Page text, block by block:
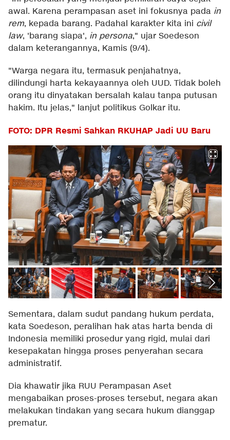
awal. Karena perampasan aset ini fokusnya pada in
rem, kepada barang. Padahal karakter kita ini civil
law, 'barang siapa', in persona," ujar Soedeson
dalam keterangannya, Kamis (9/4).
"Warga negara itu, termasuk penjahatnya,
dilindungi harta kekayaannya oleh UUD. Tidak boleh
orang itu dinyatakan bersalah kalau tanpa putusan
hakim. Itu jelas," lanjut politikus Golkar itu.
FOTO: DPR Resmi Sahkan RKUHAP Jadi UU Baru
Sementara, dalam sudut pandang hukum perdata,
kata Soedeson, peralihan hak atas harta benda di
Indonesia memiliki prosedur yang rigid, mulai dari
kesepakatan hingga proses penyerahan secara
administratif.
Dia khawatir jika RUU Perampasan Aset
mengabaikan proses-proses tersebut, negara akan
melakukan tindakan yang secara hukum dianggap
prematur.